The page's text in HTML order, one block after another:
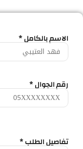
الاسم بالكامل *
رقم الجوال *
تفاصيل الطلب *